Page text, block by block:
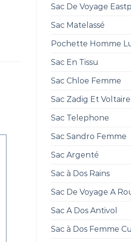
Sac De Voyage
Sac Matelassé
Pochette Homme
Sac En Tissu
Sac Chloe Femme
Sac Zadig Et
Sac Telephone
Sac Sandro Femme
Sac Argenté
Sac à Dos Rains
Sac De Voyage A
Sac A Dos Antivol
Sac à Dos Femme